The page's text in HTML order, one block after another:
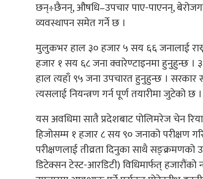
छन्÷छैनन्, औषधि–उपचार पाए-पाएनन्,
व्यवस्थापन समेत गर्ने छ ।
मुलुकभर हाल ३० हजार ५ सय ६६ जनालाई
हजार १ सय ६८ जना क्वारेण्टाइनमा हुनुहुन्छ
हाल त्यहाँ ९५ जना उपचारत हुनुहुन्छ ।
त्यसलाई नियन्त्रण गर्न पूर्ण तयारीमा जुटेको छ ।
यस अवधिमा सातै प्रदेशबाट पोलिमरेज चेन
हिजोसम्म १ हजार ८ सय ९० जनाको परीक्षण
परीक्षणलाई तीव्रता दिनुका साथै सङ्क्रमणको
डिटेक्सन टेस्ट-आरडिटी) विधिमार्फत्